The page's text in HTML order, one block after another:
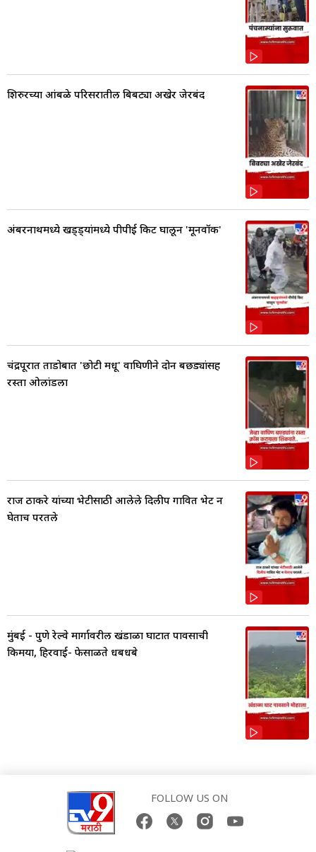
शिरुरच्या आंबळे परिसरातील बिबट्या अखेर जेरबंद
अंबरनाथमध्ये खड्ड्यांमध्ये पीपीई किट घालून 'मूनवॉक'
चंद्रपूरात ताडोबात 'छोटी मधू' वाघिणीने दोन बछड्यांसह
रस्ता ओलांडला
राज ठाकरे यांच्या भेटीसाठी आलेले दिलीप गावित भेट न
घेताच परतले
मुंबई - पुणे रेल्वे मार्गावरील खंडाळा घाटात पावसाची
किमया, हिरवाई- फेसाळते धबधबे
FOLLOW US ON